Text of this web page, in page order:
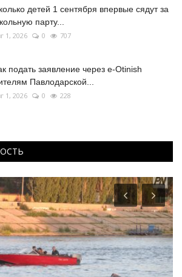
детей 1 сентября впервые сядут за
парту...
1, 2026 0 707
подать заявление через e-Otinish
Павлодарской...
1, 2026 0 228